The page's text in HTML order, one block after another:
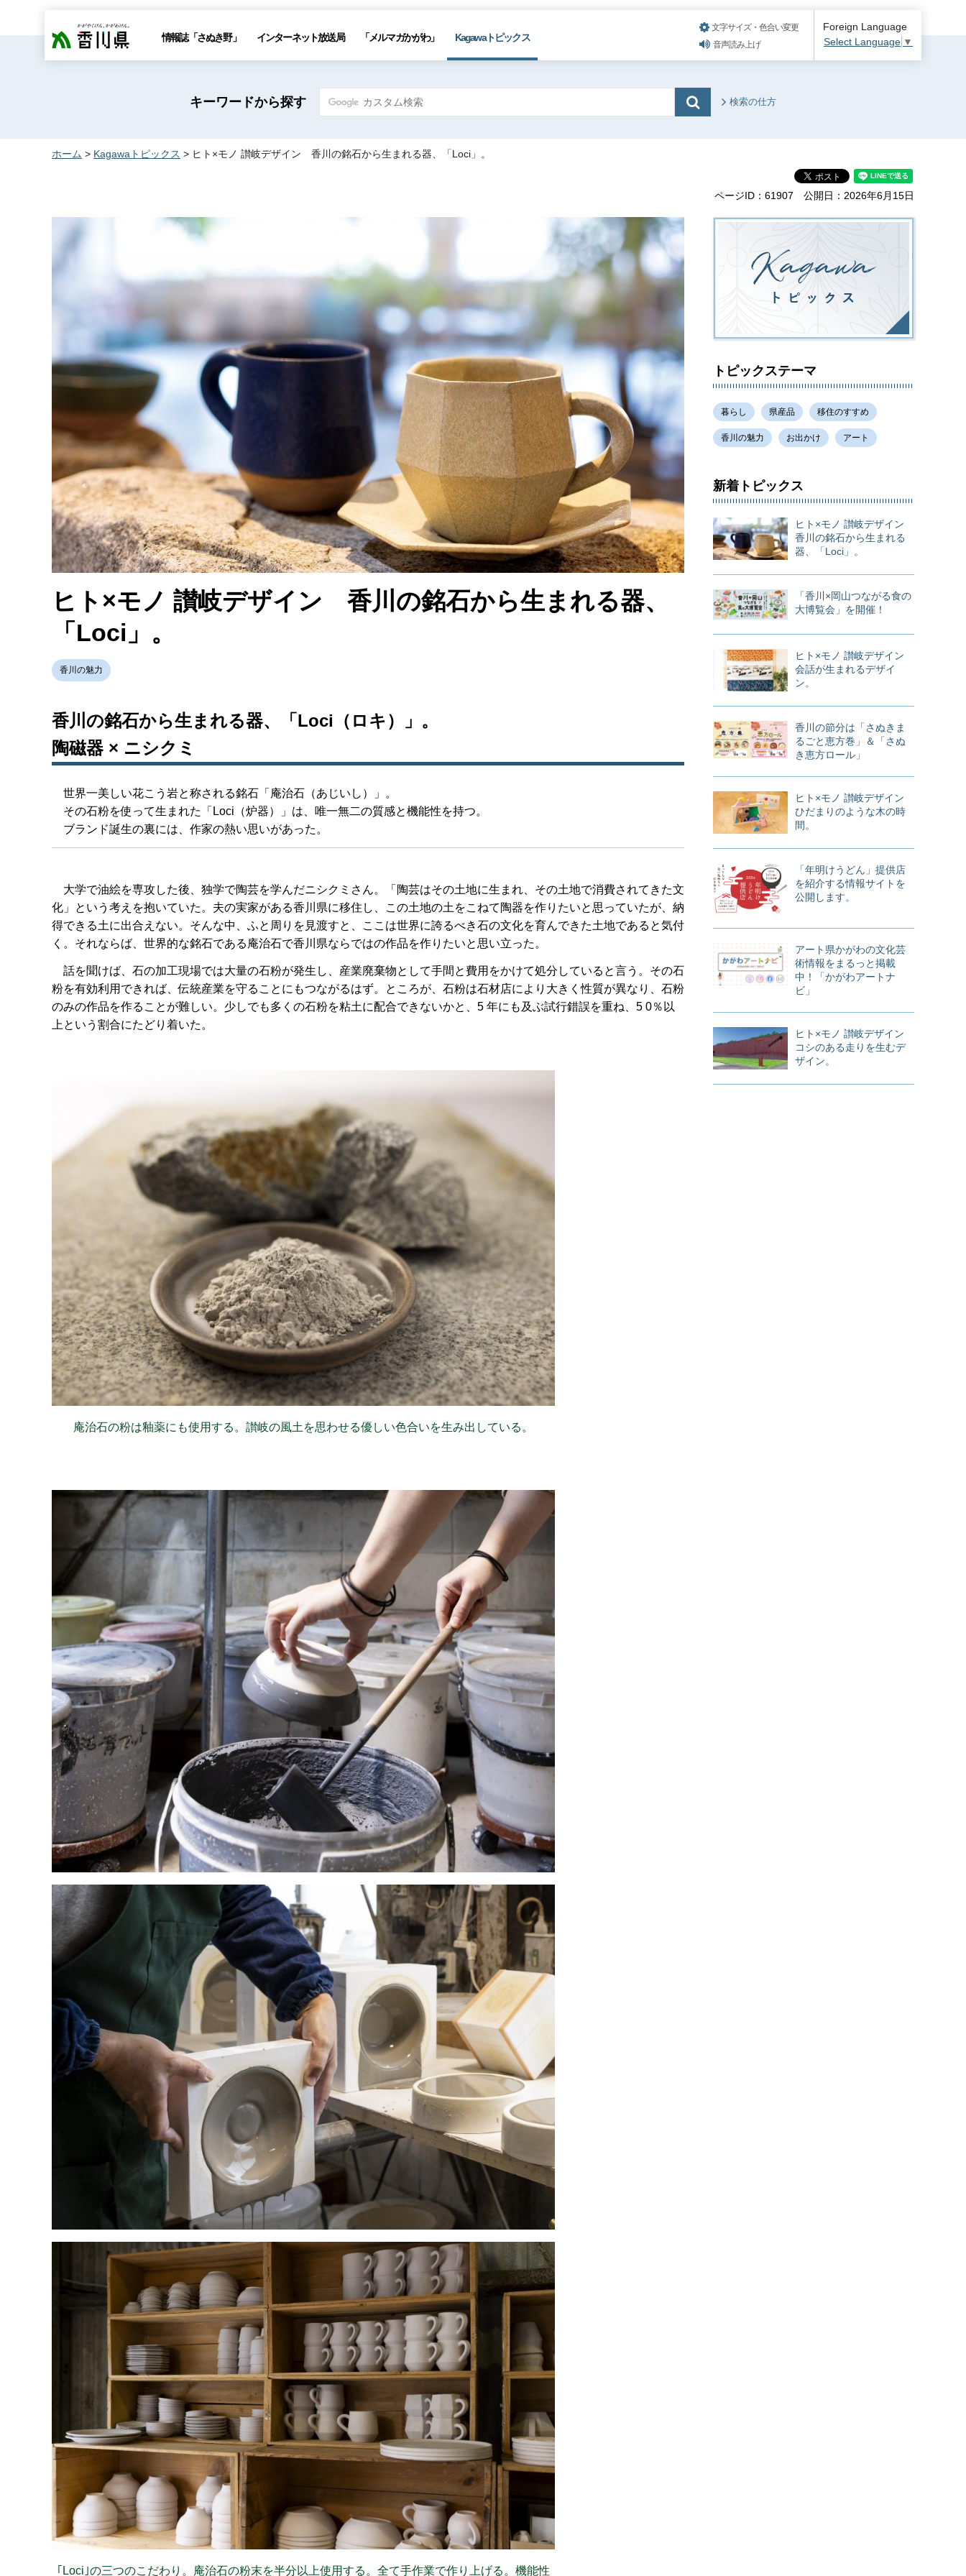
香川県 情報誌「さぬき野」 インターネット放送局 「メルマガかがわ」 Kagawaトピックス
文字サイズ・色合い変更
音声読み上げ
Foreign Language
Select Language ▼
キーワードから探す 検索の仕方
ホーム > Kagawaトピックス > ヒト×モノ 讃岐デザイン 香川の銘石から生まれる器、「Loci」。
ページID：61907 公開日：2026年6月15日
ヒト×モノ 讃岐デザイン 香川の銘石から生まれる器、
「Loci」。
香川の魅力
香川の銘石から生まれる器、「Loci（ロキ）」。
陶磁器 × ニシクミ
世界一美しい花こう岩と称される銘石「庵治石（あじいし）」。
その石粉を使って生まれた「Loci（炉器）」は、唯一無二の質感と機能性を持つ。
ブランド誕生の裏には、作家の熱い思いがあった。
大学で油絵を専攻した後、独学で陶芸を学んだニシクミさん。「陶芸はその土地に生まれ、その土地で消費されてきた文
化」という考えを抱いていた。夫の実家がある香川県に移住し、この土地の土をこねて陶器を作りたいと思っていたが、納
得できる土に出合えない。そんな中、ふと周りを見渡すと、ここは世界に誇るべき石の文化を育んできた土地であると気付
く。それならば、世界的な銘石である庵治石で香川県ならではの作品を作りたいと思い立った。
話を聞けば、石の加工現場では大量の石粉が発生し、産業廃棄物として手間と費用をかけて処分していると言う。その石
粉を有効利用できれば、伝統産業を守ることにもつながるはず。ところが、石粉は石材店により大きく性質が異なり、石粉
のみの作品を作ることが難しい。少しでも多くの石粉を粘土に配合できないかと、5 年にも及ぶ試行錯誤を重ね、5 0％以
上という割合にたどり着いた。
庵治石の粉は釉薬にも使用する。讃岐の風土を思わせる優しい色合いを生み出している。
｢Loci｣の三つのこだわり。庵治石の粉末を半分以上使用する。全て手作業で作り上げる。機能性
トピックステーマ
暮らし 県産品 移住のすすめ
香川の魅力 お出かけ アート
新着トピックス
ヒト×モノ 讃岐デザイン
香川の銘石から生まれる
器、「Loci」。
「香川×岡山つながる食の
大博覧会」を開催！
ヒト×モノ 讃岐デザイン
会話が生まれるデザイ
ン。
香川の節分は「さぬきま
るごと恵方巻」＆「さぬ
き恵方ロール」
ヒト×モノ 讃岐デザイン
ひだまりのような木の時
間。
「年明けうどん」提供店
を紹介する情報サイトを
公開します。
アート県かがわの文化芸
術情報をまるっと掲載
中！「かがわアートナ
ビ」
ヒト×モノ 讃岐デザイン
コシのある走りを生むデ
ザイン。